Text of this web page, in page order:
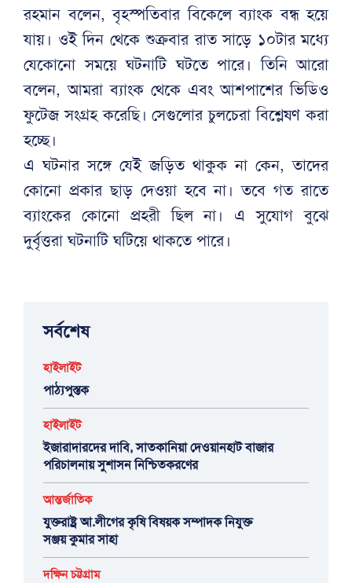
রহমান বলেন, বৃহস্পতিবার বিকেলে ব্যাংক বন্ধ হয়ে
যায়। ওই দিন থেকে শুক্রবার রাত সাড়ে ১০টার মধ্যে
যেকোনো সময়ে ঘটনাটি ঘটতে পারে। তিনি আরো
বলেন, আমরা ব্যাংক থেকে এবং আশপাশের ভিডিও
ফুটেজ সংগ্রহ করেছি। সেগুলোর চুলচেরা বিশ্লেষণ করা
হচ্ছে।
এ ঘটনার সঙ্গে যেই জড়িত থাকুক না কেন, তাদের
কোনো প্রকার ছাড় দেওয়া হবে না। তবে গত রাতে
ব্যাংকের কোনো প্রহরী ছিল না। এ সুযোগ বুঝে
দুর্বৃত্তরা ঘটনাটি ঘটিয়ে থাকতে পারে।
সর্বশেষ
হাইলাইট
পাঠ্যপুস্তক
হাইলাইট
ইজারাদারদের দাবি, সাতকানিয়া দেওয়ানহাট বাজার
পরিচালনায় সুশাসন নিশ্চিতকরণের
আন্তর্জাতিক
যুক্তরাষ্ট্র আ.লীগের কৃষি বিষয়ক সম্পাদক নিযুক্ত
সঞ্জয় কুমার সাহা
দক্ষিন চট্টগ্রাম